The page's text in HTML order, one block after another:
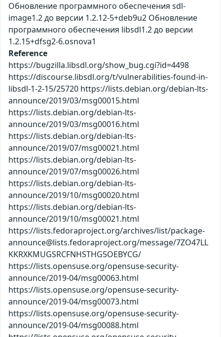
Обновление программного обеспечения sdl-
image1.2 до версии 1.2.12-5+deb9u2 Обновление
программного обеспечения libsdl1.2 до версии
1.2.15+dfsg2-6.osnova1
Reference
https://bugzilla.libsdl.org/show_bug.cgi?id=4498
https://discourse.libsdl.org/t/vulnerabilities-found-in-
libsdl-1-2-15/25720 https://lists.debian.org/debian-lts-
announce/2019/03/msg00015.html
https://lists.debian.org/debian-lts-
announce/2019/03/msg00016.html
https://lists.debian.org/debian-lts-
announce/2019/07/msg00021.html
https://lists.debian.org/debian-lts-
announce/2019/07/msg00026.html
https://lists.debian.org/debian-lts-
announce/2019/10/msg00020.html
https://lists.debian.org/debian-lts-
announce/2019/10/msg00021.html
https://lists.fedoraproject.org/archives/list/package-
announce@lists.fedoraproject.org/message/7ZO47LL
KKRXKMUGSRCFNHSTHG5OEBYCG/
https://lists.opensuse.org/opensuse-security-
announce/2019-04/msg00063.html
https://lists.opensuse.org/opensuse-security-
announce/2019-04/msg00073.html
https://lists.opensuse.org/opensuse-security-
announce/2019-04/msg00088.html